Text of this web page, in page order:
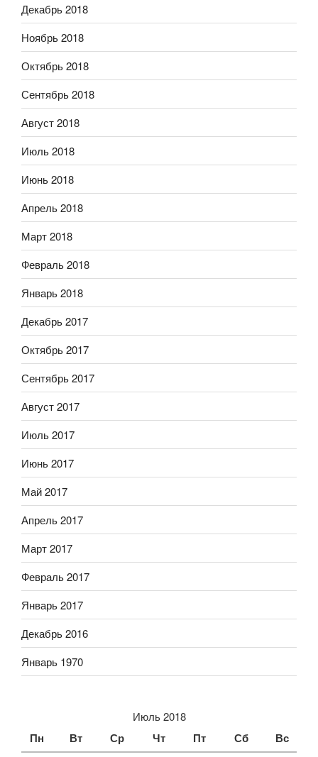
Декабрь 2018
Ноябрь 2018
Октябрь 2018
Сентябрь 2018
Август 2018
Июль 2018
Июнь 2018
Апрель 2018
Март 2018
Февраль 2018
Январь 2018
Декабрь 2017
Октябрь 2017
Сентябрь 2017
Август 2017
Июль 2017
Июнь 2017
Май 2017
Апрель 2017
Март 2017
Февраль 2017
Январь 2017
Декабрь 2016
Январь 1970
Июль 2018
Пн Вт Ср Чт Пт Сб Вс